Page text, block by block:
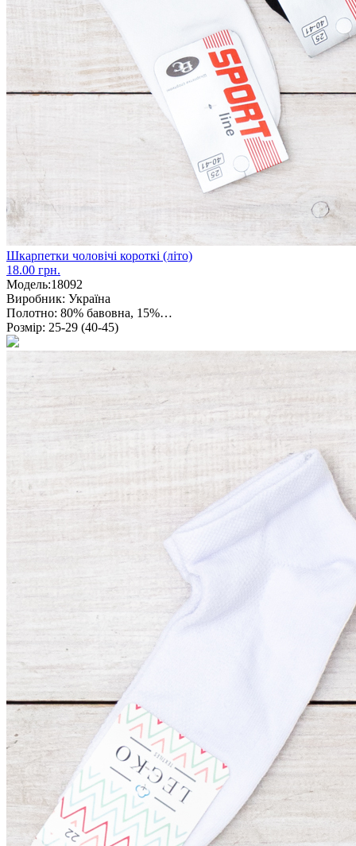
Шкарпетки чоловічі короткі (літо)
18.00 грн.
Модель:18092
Виробник: Україна
Полотно: 80% бавовна, 15%…
Розмір: 25-29 (40-45)